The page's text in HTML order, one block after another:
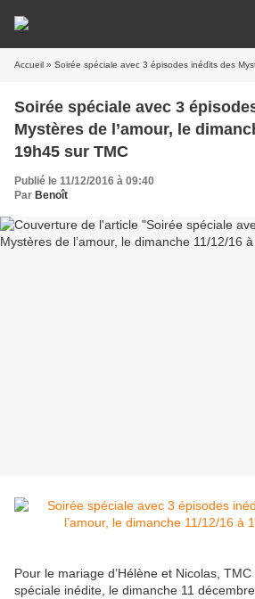
Accueil » Soirée spéciale avec 3 épisodes inédits des Mystères de
Soirée spéciale avec 3
Mystères de l’amour, le
19h45 sur TMC
Publié le 11/12/2016 à 09:40
Par Benoît
Pour le mariage d’Hélène et Nicolas,
spéciale inédite, le dimanche 11